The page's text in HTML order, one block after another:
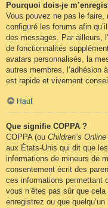
Pourquoi dois-je
Vous pouvez ne pas le faire,
configuré les forums afin
des messages. Par ailleurs,
de fonctionnalités
avatars personnalisés, la
autres membres, l’adhésion
est rapide et vivement
Haut
Que signifie COPPA ?
COPPA (ou Children’s
aux États-Unis qui dit que
informations de mineurs de
consentement écrit des
ces informations permettant
vous n’êtes pas sûr que
enregistrez ou que